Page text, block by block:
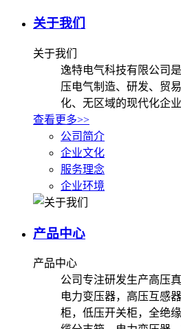
关于我们
关于我们
逸特电气科技有限公司
压电气制造、研发、贸
化、无区域的现代化企业
查看更多>>
公司简介
企业文化
服务理念
企业环境
产品中心
产品中心
公司专注研发生产高压
电力变压器，高压互感
柜，低压开关柜，全绝